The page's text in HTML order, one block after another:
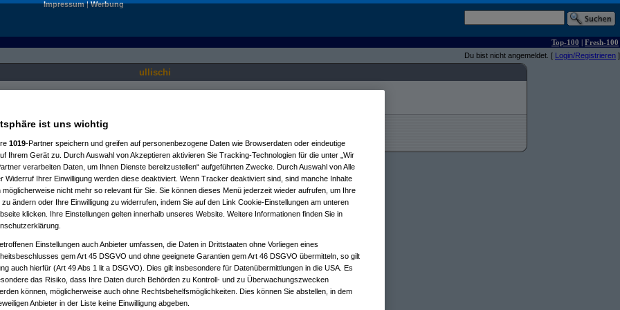
Impressum|Werbung
Top-100 | Fresh-100
Du bist nicht angemeldet. [ Login/Registrieren ]
ullischi
ist uns wichtig
1019-Partner speichern und greifen auf personenbezogene Daten wie Browserdaten oder eindeutige
Ihrem Gerät zu. Durch Auswahl von Akzeptieren aktivieren Sie Tracking-Technologien für die unter „Wir
verarbeiten Daten, um Ihnen Dienste bereitzustellen“ aufgeführten Zwecke. Durch Auswahl von Alle
Widerruf Ihrer Einwilligung werden diese deaktiviert. Wenn Tracker deaktiviert sind, sind manche Inhalte
möglicherweise nicht mehr so relevant für Sie. Sie können dieses Menü jederzeit wieder aufrufen, um Ihre
zu ändern oder Ihre Einwilligung zu widerrufen, indem Sie auf den Link Cookie-Einstellungen am unteren
klicken. Ihre Einstellungen gelten innerhalb unseres Website. Weitere Informationen finden Sie in
Einstellungen auch Anbieter umfassen, die Daten in Drittstaaten ohne Vorliegen eines
gem Art 45 DSGVO und ohne geeignete Garantien gem Art 46 DSGVO übermitteln, so gilt
auch hierfür (Art 49 Abs 1 lit a DSGVO). Dies gilt insbesondere für Datenübermittlungen in die USA. Es
das Risiko, dass Ihre Daten durch Behörden zu Kontroll- und zu Überwachungszwecken
können, möglicherweise auch ohne Rechtsbehelfsmöglichkeiten. Dies können Sie abstellen, in dem
Anbieter in der Liste keine Einwilligung abgeben.